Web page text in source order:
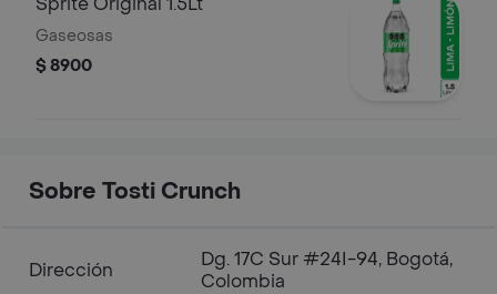
Gaseosas
$ 8900
Sobre Tosti Crunch
Dirección
Dg. 17C Sur #24I-94, Bogotá,
Colombia